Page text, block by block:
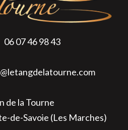
06 07 46 98 43
de la Tourne
de-Savoie (Les Marches)